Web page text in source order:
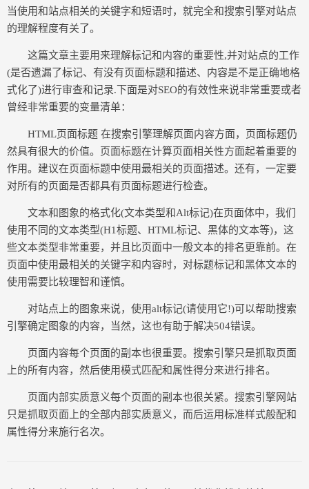
当使用和站点相关的关键字和短语时，就完全和搜索引擎对站点
的理解程度有关了。
这篇文章主要用来理解标记和内容的重要性,并对站点的工作
(是否遗漏了标记、有没有页面标题和描述、内容是不是正确地格
式化了)进行审查和记录.下面是对SEO的有效性来说非常重要或者
曾经非常重要的变量清单：
HTML页面标题 在搜索引擎理解页面内容方面，页面标题仍
然具有很大的价值。页面标题在计算页面相关性方面起着重要的
作用。建议在页面标题中使用最相关的页面描述。还有，一定要
对所有的页面是否都具有页面标题进行检查。
文本和图象的格式化(文本类型和Alt标记)在页面体中，我们
使用不同的文本类型(H1标题、HTML标记、黑体的文本等)，这
些文本类型非常重要，并且比页面中一般文本的排名更靠前。在
页面中使用最相关的关键字和内容时，对标题标记和黑体文本的
使用需要比较理智和谨慎。
对站点上的图象来说，使用alt标记(请使用它!)可以帮助搜索
引擎确定图象的内容，当然，这也有助于解决504错误。
页面内容每个页面的副本也很重要。搜索引擎只是抓取页面
上的所有内容，然后使用模式匹配和属性得分来进行排名。
页面内部实质意义每个页面的副本也很关紧。搜索引擎网站
只是抓取页面上的全部内部实质意义，而后运用标准样式般配和
属性得分来施行名次。